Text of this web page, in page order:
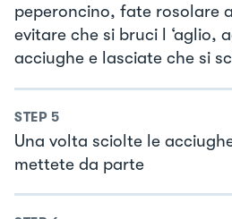
peperoncino, fate rosolare
evitare che si bruci l ‘aglio,
acciughe e lasciate che si
STEP 5
Una volta sciolte le
mettete da parte